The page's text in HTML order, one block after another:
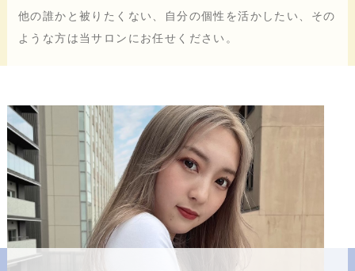
他の誰かと被りたくない、自分の個性を活かしたい、その
ような方は当サロンにお任せください。